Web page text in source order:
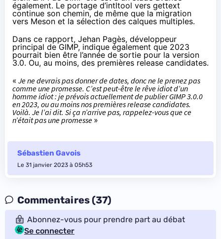
également. Le portage d’intltool vers gettext
continue son chemin, de même que la migration
vers Meson et la sélection des calques multiples.
Dans ce rapport, Jehan Pagès, développeur
principal de GIMP, indique également que 2023
pourrait bien être l’année de sortie pour la version
3.0. Ou, au moins, des premières release candidates.
« Je ne devrais pas donner de dates, donc ne le prenez pas
comme une promesse. C’est peut-être le rêve idiot d’un
homme idiot : je prévois actuellement de publier GIMP 3.0.0
en 2023, ou au moins nos premières release candidates.
Voilà. Je l’ai dit. Si ça n’arrive pas, rappelez-vous que ce
n’était pas une promesse »
Sébastien Gavois
Le 31 janvier 2023 à 05h53
Commentaires (37)
Abonnez-vous pour prendre part au débat
Se connecter